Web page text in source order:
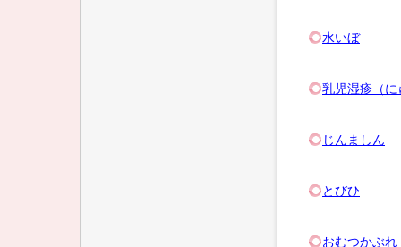
水いぼ
乳児湿疹（
じんましん
とびひ
おむつかぶれ